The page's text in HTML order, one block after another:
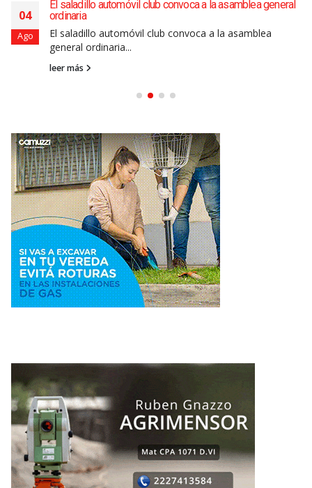
04
Ago
El saladillo automóvil club convoca a la asamblea general
ordinaria
El saladillo automóvil club convoca a la asamblea
general ordinaria...
leer más